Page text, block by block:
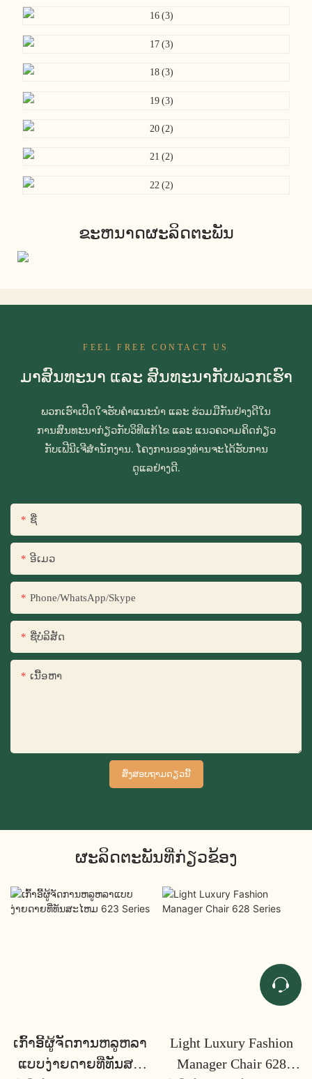
ຂະຫນາດຜະລິດຕະພັນ
FEEL FREE CONTACT US
ມາສົນທະນາ ແລະ ສົນທະນາກັບພວກເຮົາ
ພວກເຮົາເປີດໃຈຮັບຄຳແນະນຳ ແລະ ຮ່ວມມືກັນຢ່າງດີໃນ
ການສົນທະນາກ່ຽວກັບວິທີແກ້ໄຂ ແລະ ແນວຄວາມຄິດກ່ຽວ
ກັບເຟີນີເຈີສຳນັກງານ. ໂຄງການຂອງທ່ານຈະໄດ້ຮັບການ
ດູແລຢ່າງດີ.
ຊື່
ອີເມວ
Phone/WhatsApp/Skype
ຊື່​ບໍ​ລິ​ສັດ
ເນື້ອຫາ
ສົ່ງສອບຖາມດຽວນີ້
ຜະລິດຕະພັນທີ່ກ່ຽວຂ້ອງ
ເກົ້າອີ້ຜູ້ຈັດການຫລູຫລາ
ແບບງ່າຍດາຍທີ່ທັນສະ
Light Luxury Fashion
Manager Chair 628